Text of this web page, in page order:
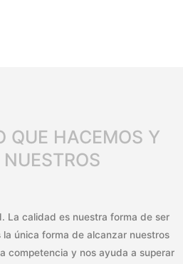
QUE HACEMOS Y
La calidad es nuestra forma de ser
única forma de alcanzar nuestros
competencia y nos ayuda a superar